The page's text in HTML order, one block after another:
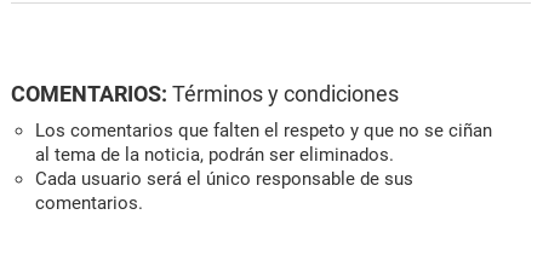
COMENTARIOS: Términos y condiciones
Los comentarios que falten el respeto y que no se ciñan
al tema de la noticia, podrán ser eliminados.
Cada usuario será el único responsable de sus
comentarios.